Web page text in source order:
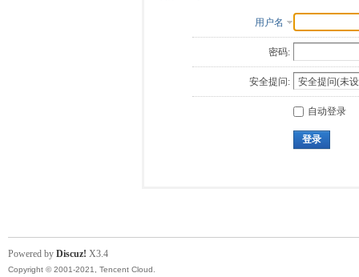
用户名
密码:
安全提问:
自动登录
登录
Powered by Discuz! X3.4
Copyright © 2001-2021, Tencent Cloud.